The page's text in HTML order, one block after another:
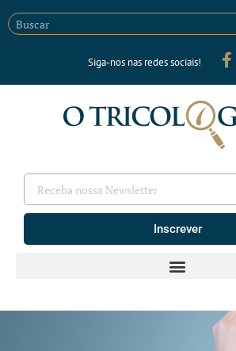
Siga-nos nas redes sociais!
Inscrever